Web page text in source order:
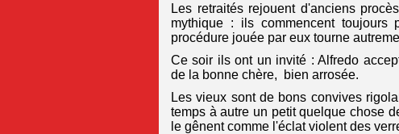
Les retraités rejouent d'anciens
mythique : ils commencent
procédure jouée par eux tourne
Ce soir ils ont un invité : Alfredo
de la bonne chère, bien arrosée.
Les vieux sont de bons convives
temps à autre un petit quelque chose
le gênent comme l'éclat violent des